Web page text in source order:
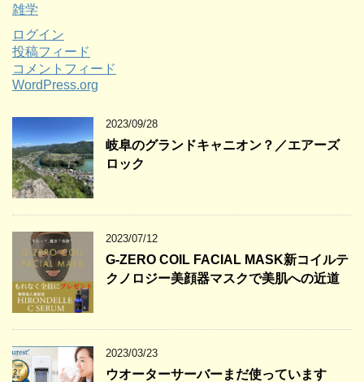
雑学
ログイン
投稿フィード
コメントフィード
WordPress.org
2023/09/28
岐阜のグランドキャニオン？／エアーズ
ロック
2023/07/12
G-ZERO COIL FACIAL MASK新コイルテ
クノロジー美顔器マスクで美肌への近道
2023/03/23
ウオーターサーバーまだ使っています